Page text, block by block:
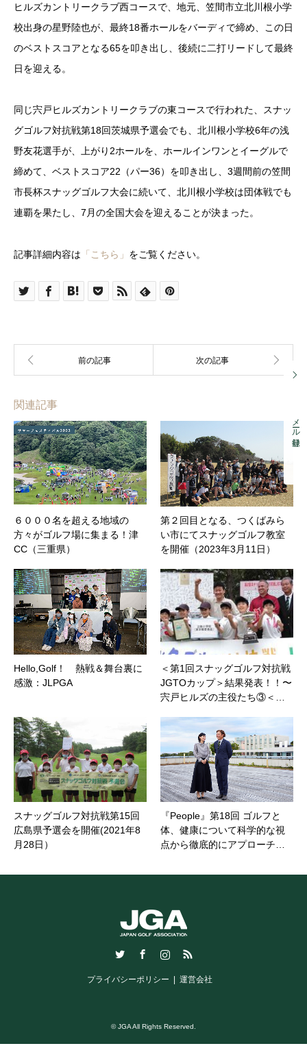
ヒルズカントリークラブ西コースで、地元、笠間市立北川根小学
校出身の星野陸也が、最終18番ホールをバーディで締め、この日
のベストスコアとなる65を叩き出し、後続に二打リードして最終
日を迎える。
同じ宍戸ヒルズカントリークラブの東コースで行われた、スナッ
グゴルフ対抗戦第18回茨城県予選会でも、北川根小学校6年の浅
野友花選手が、上がり2ホールを、ホールインワンとイーグルで
締めて、ベストスコア22（パー36）を叩き出し、3週間前の笠間
市長杯スナッグゴルフ大会に続いて、北川根小学校は団体戦でも
連覇を果たし、7月の全国大会を迎えることが決まった。
記事詳細内容は 「こちら」 をご覧ください。
関連記事
６０００名を超える地域の
方々がゴルフ場に集まる！津
CC（三重県）
第２回目となる、つくばみら
い市にてスナッグゴルフ教室
を開催（2023年3月11日）
Hello,Golf！ 熱戦＆舞台裏に
感激：JLPGA
＜第1回スナッグゴルフ対抗戦
JGTOカップ＞結果発表！！〜
宍戸ヒルズの主役たち③＜…
スナッグゴルフ対抗戦第15回
広島県予選会を開催(2021年8
月28日）
『People』第18回 ゴルフと
体、健康について科学的な視
点から徹底的にアプローチ…
RSS
プライバシーポリシー 運営会社
© JGA All Rights Reserved.
メール登録